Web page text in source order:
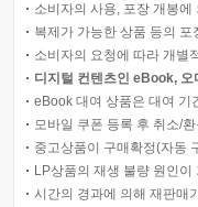
소비자의 사용, 포장 개봉
복제가 가능한 상품 등의
소비자의 요청에 따라 개별
디지털 컨텐츠인 eBook,
eBook 대여 상품은 대여 기
모바일 쿠폰 등록 후 취소/
중고상품이 구매확정(자동
LP상품의 재생 불량 원인
시간의 경과에 의해 재판매